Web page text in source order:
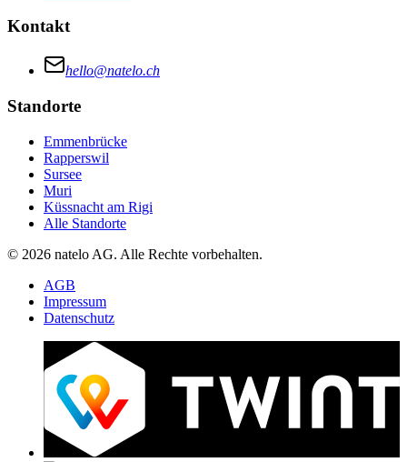
Kontakt
hello@natelo.ch
Standorte
Emmenbrücke
Rapperswil
Sursee
Muri
Küssnacht am Rigi
Alle Standorte
© 2026 natelo AG. Alle Rechte vorbehalten.
AGB
Impressum
Datenschutz